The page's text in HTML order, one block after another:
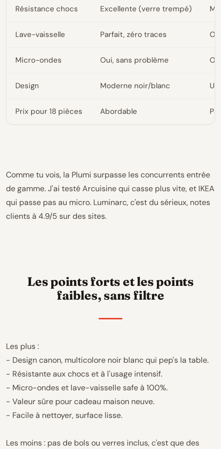
Résistance chocs Excellente (verre trempé)
Lave-vaisselle Parfait, zéro traces
Micro-ondes Oui, sans problème
Design Moderne noir/blanc
Prix pour 18 pièces Abordable
Comme tu vois, la Plumi surpasse les concurrents entrée
de gamme. J'ai testé Arcuisine qui casse plus vite, et IKEA
qui passe pas au micro. Luminarc, c'est du sérieux, notes
clients à 4.9/5 sur des sites.
Les points forts et les points
faibles, sans filtre
Les plus :
- Design canon, multicolore noir blanc qui pep's la table.
- Résistante aux chocs et à l'usage intensif.
- Micro-ondes et lave-vaisselle safe à 100%.
- Valeur sûre pour cadeau maison neuve.
- Facile à nettoyer, surface lisse.
Les moins : pas de bols ou verres inclus, c'est que des